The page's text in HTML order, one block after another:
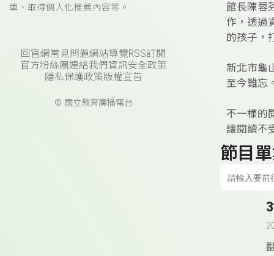
單、取得個人化推薦內容等。
回官網常見問題網站導覽RSS訂閱
官方粉絲團連絡我們 資訊安全政策
隱私保護政策版權宣告
© 國立教育廣播電台
館長陳蓉
作，透過
的孩子，
新北市龜
至今難忘
不一樣的
讓閱讀不
節目